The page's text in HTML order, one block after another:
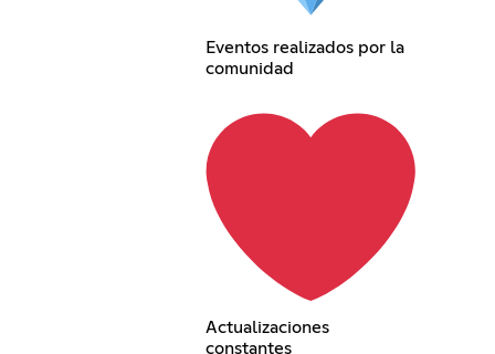
Eventos realizados por la
comunidad
Actualizaciones
constantes